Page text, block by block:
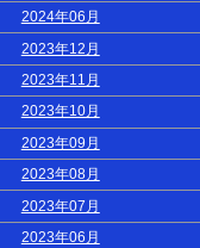
2024年06月
2023年12月
2023年11月
2023年10月
2023年09月
2023年08月
2023年07月
2023年06月